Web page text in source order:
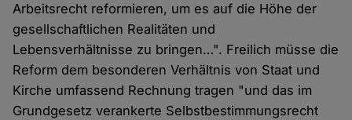
Arbeitsrecht reformieren, um es auf die Höhe der
gesellschaftlichen Realitäten und
Lebensverhältnisse zu bringen…". Freilich müsse die
Reform dem besonderen Verhältnis von Staat und
Kirche umfassend Rechnung tragen "und das im
Grundgesetz verankerte Selbstbestimmungsrecht